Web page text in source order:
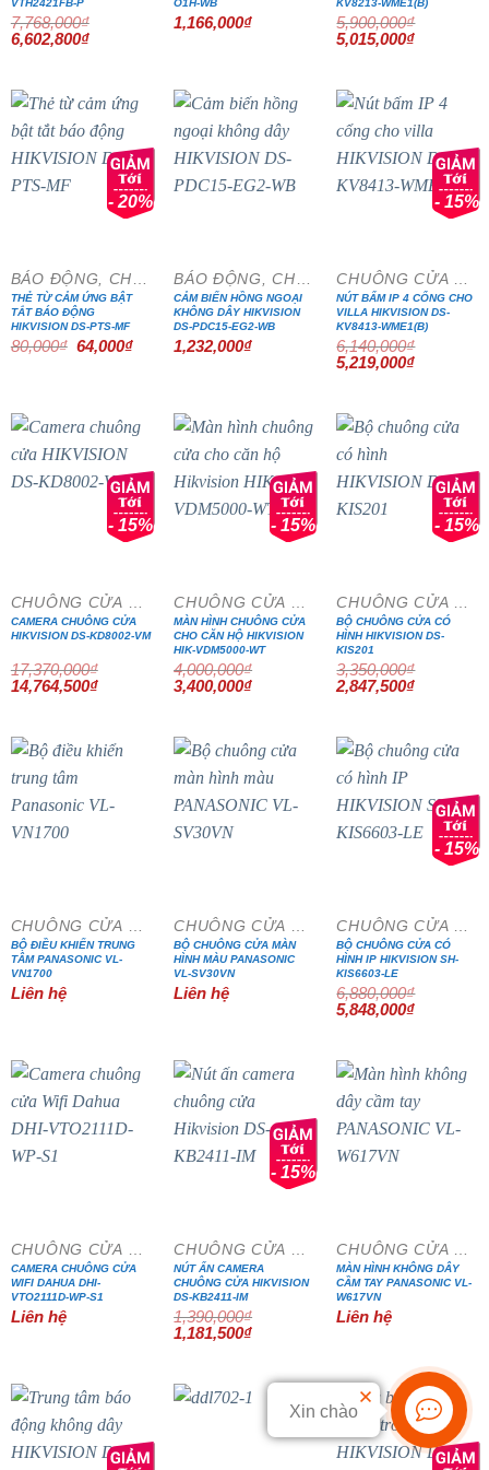
7,768,000₫
Giá
gốc
6,602,800₫Giá
6,602,800₫.
1,166,000₫ 5,900,000₫
Giá
gốc
5,015,000₫Giá
- 20%
BÁO ĐỘNG, CHỐNG TRỘM
THẺ TỪ CẢM ỨNG BẬT
TẮT BÁO ĐỘNG
HIKVISION DS-PTS-MF
80,000₫ Giá
gốc
64,000₫Giá
BÁO ĐỘNG, CHỐNG TRỘM
CẢM BIẾN HỒNG NGOẠI
KHÔNG DÂY HIKVISION
DS-PDC15-EG2-WB
1,232,000₫
- 15%
CHUÔNG CỬA MÀN HÌNH
NÚT BẤM IP 4 CỔNG CHO
VILLA HIKVISION DS-
KV8413-WME1(B)
6,140,000₫
Giá
gốc
5,219,000₫Giá
- 15%
CHUÔNG CỬA MÀN HÌNH
CAMERA CHUÔNG CỬA
HIKVISION DS-KD8002-VM
17,370,000₫
Giá
gốc
14,764,500₫Giá
14,764,500₫.
- 15%
CHUÔNG CỬA MÀN HÌNH
MÀN HÌNH CHUÔNG CỬA
CHO CĂN HỘ HIKVISION
HIK-VDM5000-WT
4,000,000₫
Giá
gốc
3,400,000₫Giá
3,400,000₫.
- 15%
CHUÔNG CỬA MÀN HÌNH
BỘ CHUÔNG CỬA CÓ
HÌNH HIKVISION DS-
KIS201
3,350,000₫
Giá
gốc
2,847,500₫Giá
CHUÔNG CỬA MÀN HÌNH
BỘ ĐIỀU KHIỂN TRUNG
TÂM PANASONIC VL-
VN1700
Liên hệ
CHUÔNG CỬA MÀN HÌNH
BỘ CHUÔNG CỬA MÀN
HÌNH MÀU PANASONIC
VL-SV30VN
Liên hệ
- 15%
CHUÔNG CỬA MÀN HÌNH
BỘ CHUÔNG CỬA CÓ
HÌNH IP HIKVISION SH-
KIS6603-LE
6,880,000₫
Giá
gốc
5,848,000₫Giá
CHUÔNG CỬA MÀN HÌNH
CAMERA CHUÔNG CỬA
WIFI DAHUA DHI-
VTO2111D-WP-S1
Liên hệ
- 15%
CHUÔNG CỬA MÀN HÌNH
NÚT ẤN CAMERA
CHUÔNG CỬA HIKVISION
DS-KB2411-IM
1,390,000₫
Giá
gốc
1,181,500₫Giá
1,181,500₫.
CHUÔNG CỬA MÀN HÌNH
MÀN HÌNH KHÔNG DÂY
CẦM TAY PANASONIC VL-
W617VN
Liên hệ
Xin chào